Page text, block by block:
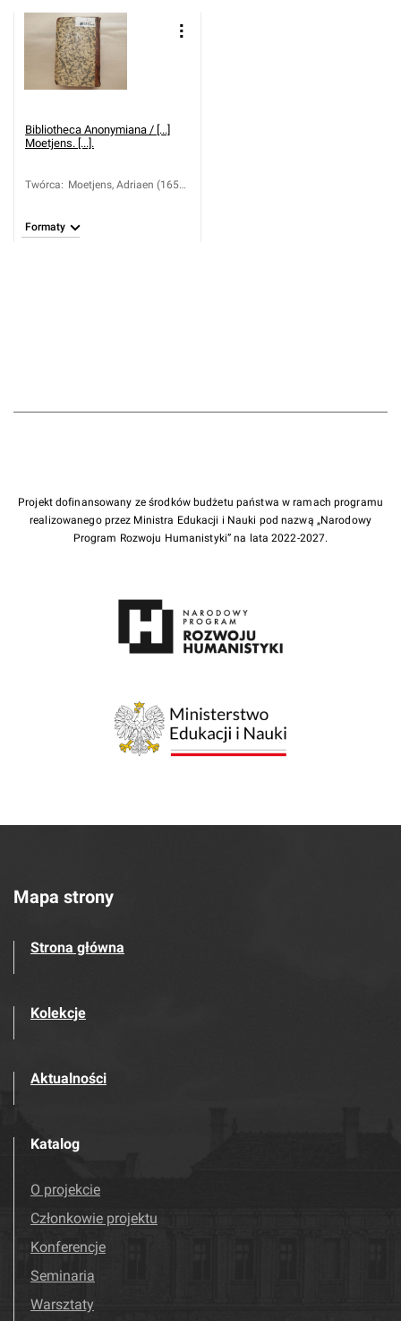
Bibliotheca Anonymiana / [...]
Moetjens. [...].
Twórca: Moetjens, Adriaen (1651-
Formaty
Projekt dofinansowany ze środków budżetu państwa w ramach programu
realizowanego przez Ministra Edukacji i Nauki pod nazwą „Narodowy
Program Rozwoju Humanistyki” na lata 2022-2027.
Mapa strony
Strona główna
Kolekcje
Aktualności
Katalog
O projekcie
Członkowie projektu
Konferencje
Seminaria
Warsztaty